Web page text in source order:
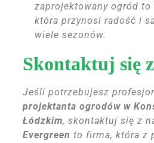
zaprojektowany ogród to
która przynosi radość i
wiele sezonów.
Skontaktuj się
Jeśli potrzebujesz
projektanta ogrodów w
Łódzkim, skontaktuj się z
Evergreen to firma, która z